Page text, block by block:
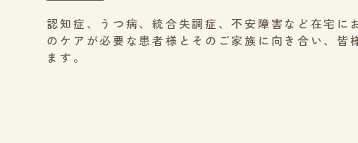
認知症、うつ病、統合失調症、不安障害など在宅
のケアが必要な患者様とそのご家族に向き合い、
ます。